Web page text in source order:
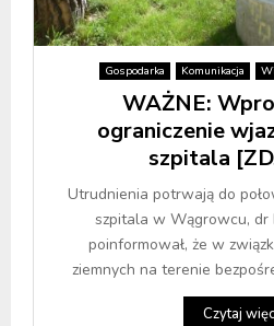
Gospodarka Komunikacja
WAŻNE:
ograniczenie
szpitala
Utrudnienia potrwają do
szpitala w Wągrowcu, dr
poinformował, że w
ziemnych na terenie
Czytaj